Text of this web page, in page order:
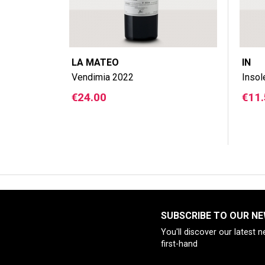
LA MATEO
Vendimia 2022
Price
€24.00
IN
SUBSCRIBE TO OUR
You'll discover our latest
first-hand